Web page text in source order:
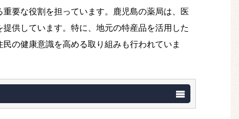
要な役割を担っています。鹿児島の薬局は、医
供しています。特に、地元の特産品を活用した
の健康意識を高める取り組みも行われていま